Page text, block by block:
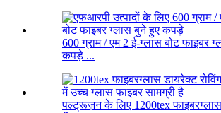
600 ग्राम / एम 2 ई-ग्लास बोट फाइबर
कपड़े ...
पल्ट्रूज़न के लिए 1200tex फाइबरग्लास